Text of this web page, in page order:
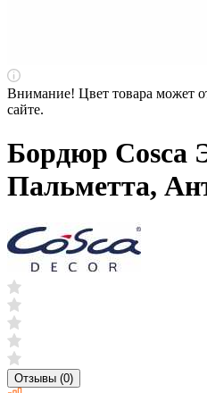
Внимание! Цвет товара может
сайте.
Бордюр Cosca
Пальметта,
Отзывы (0)